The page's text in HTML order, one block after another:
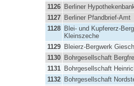
1126
Berliner
1127
Berliner Pfandbrief-Amt
1128
Blei- und Kupfererz-
Kleinszeche
1129
Bleierz-Bergwerk
1130
Bohrgesellschaft
1131
Bohrgesellschaft
1132
Bohrgesellschaft